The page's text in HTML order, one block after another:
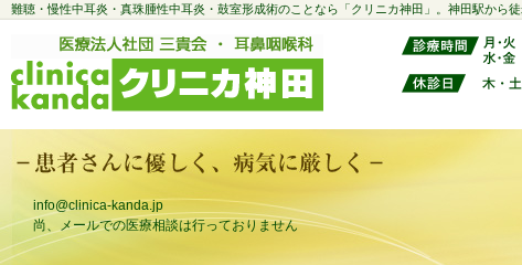
難聴・慢性中耳炎・真珠腫性中耳炎・鼓室形成術のことなら「クリニカ神田」。神田駅から
info@clinica-kanda.jp
尚、メールでの医療相談は行っておりません